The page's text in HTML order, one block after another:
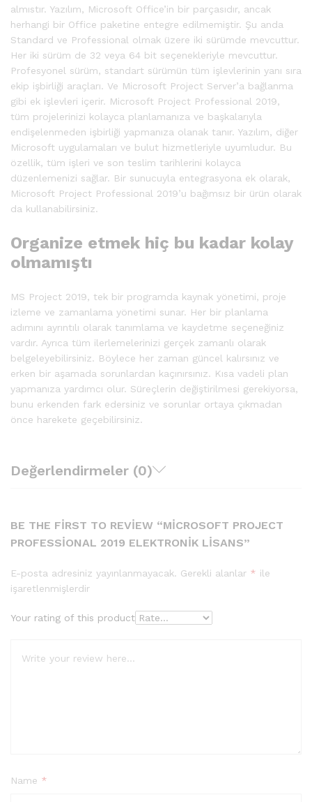
almıstır. Yazılım, Microsoft Office’in bir parçasıdır, ancak
herhangi bir Office paketine entegre edilmemiştir. Şu anda
Standard ve Professional olmak üzere iki sürümde mevcuttur.
Her iki sürüm de 32 veya 64 bit seçenekleriyle mevcuttur.
Profesyonel sürüm, standart sürümün tüm işlevlerinin yanı sıra
ekip işbirliği araçları. Ve Microsoft Project Server’a bağlanma
gibi ek işlevleri içerir. Microsoft Project Professional 2019,
tüm projelerinizi kolayca planlamanıza ve başkalarıyla
endişelenmeden işbirliği yapmanıza olanak tanır. Yazılım, diğer
Microsoft uygulamaları ve bulut hizmetleriyle uyumludur. Bu
özellik, tüm işleri ve son teslim tarihlerini kolayca
düzenlemenizi sağlar. Bir sunucuyla entegrasyona ek olarak,
Microsoft Project Professional 2019’u bağımsız bir ürün olarak
da kullanabilirsiniz.
Organize etmek hiç bu kadar kolay
olmamıştı
MS Project 2019, tek bir programda kaynak yönetimi, proje
izleme ve zamanlama yönetimi sunar. Her bir planlama
adımını ayrıntılı olarak tanımlama ve kaydetme seçeneğiniz
vardır. Ayrıca tüm ilerlemelerinizi gerçek zamanlı olarak
belgeleyebilirsiniz. Böylece her zaman güncel kalırsınız ve
erken bir aşamada sorunlardan kaçınırsınız. Kısa vadeli plan
yapmanıza yardımcı olur. Süreçlerin değiştirilmesi gerekiyorsa,
bunu erkenden fark edersiniz ve sorunlar ortaya çıkmadan
önce harekete geçebilirsiniz.
Değerlendirmeler (0)
BE THE FIRST TO REVIEW “MICROSOFT PROJECT
PROFESSIONAL 2019 ELEKTRONIK LISANS”
E-posta adresiniz yayınlanmayacak. Gerekli alanlar * ile
işaretlenmişlerdir
Your rating of this product
Name *